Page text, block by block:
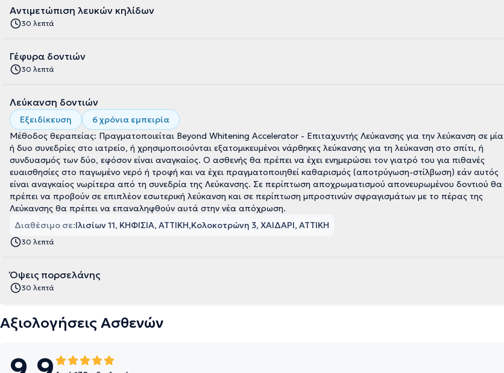
Aντιμετώπιση λευκών κηλίδων
30 λεπτά
Γέφυρα δοντιών
30 λεπτά
Λεύκανση δοντιών
Εξειδίκευση
6 χρόνια εμπειρία
Μέθοδος θεραπείας: Πραγματοποιείται Beyond Whitening Accelerator - Επιταχυντής Λεύκανσης για την λεύκανση σε μία
ή δυο συνεδρίες στο ιατρείο, ή χρησιμοποιούνται εξατομικευμένοι νάρθηκες λεύκανσης για τη λεύκανση στο σπίτι, ή
συνδυασμός των δύο, εφόσον είναι αναγκαίος. Ο ασθενής θα πρέπει να έχει ενημερώσει τον γιατρό του για πιθανές
ευαισθησίες στο παγωμένο νερό ή τροφή και να έχει πραγματοποιηθεί καθαρισμός (αποτρύγωση-στίλβωση) εάν αυτός
είναι αναγκαίος νωρίτερα από τη συνεδρία της Λεύκανσης. Σε περίπτωση αποχρωματισμού απονευρωμένου δοντιού θα
πρέπει να προβούν σε επιπλέον εσωτερική λεύκανση και σε περίπτωση μπροστινών σφραγισμάτων με το πέρας της
Λεύκανσης θα πρέπει να επαναληφθούν αυτά στην νέα απόχρωση.
Διαθέσιμο σε:Ιλισίων 11, ΚΗΦΙΣΙΑ, ΑΤΤΙΚΗ Κολοκοτρώνη 3, ΧΑΙΔΑΡΙ, ΑΤΤΙΚΗ
30 λεπτά
Όψεις πορσελάνης
30 λεπτά
Αξιολογήσεις Ασθενών